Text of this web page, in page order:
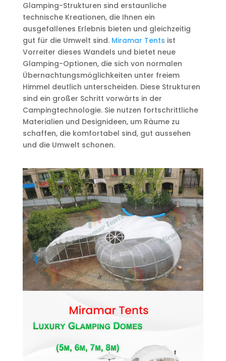
Glamping-Strukturen sind erstaunliche
technische Kreationen, die Ihnen ein
ausgefallenes Erlebnis bieten und gleichzeitig
gut für die Umwelt sind. Miramar Tents ist
Vorreiter dieses Wandels und bietet neue
Glamping-Optionen, die sich von normalen
Übernachtungsmöglichkeiten unter freiem
Himmel deutlich unterscheiden. Diese Strukturen
sind ein großer Schritt vorwärts in der
Campingtechnologie. Sie nutzen fortschrittliche
Materialien und Designideen, um Räume zu
schaffen, die komfortabel sind, gut aussehen
und die Umwelt schonen.